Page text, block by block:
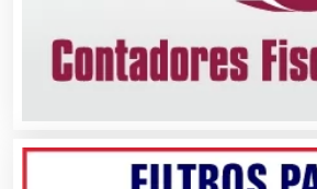
Clínicas de Belleza